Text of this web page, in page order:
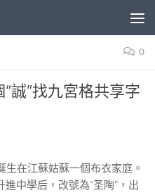
0
誠”找九宮格共享字
生在江蘇姑蘇一個布衣家庭。
中學后，改號為“圣陶”，出